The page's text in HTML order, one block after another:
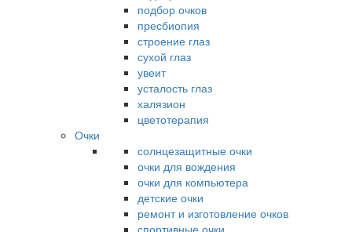
подбор очков
пресбиопия
строение глаз
сухой глаз
увеит
усталость глаз
халязион
цветотерапия
Очки
солнцезащитные очки
очки для вождения
очки для компьютера
детские очки
ремонт и изготовление очков